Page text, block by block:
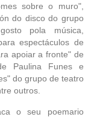
sobre o muro",
do disco do grupo
pola música,
espectáculos de
apoiar a fronte" de
Paulina Funes e
do grupo de teatro
outros.
o seu poemario